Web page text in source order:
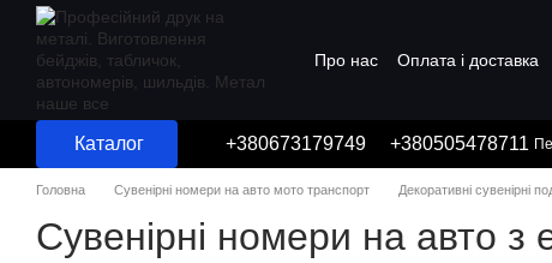
Перейти до основного контенту
Про нас Оплата і доставка
Каталог +380673179749 +380505478711
Головна Сувенірні номери на авто мото транспорт Декоративні сувенірні
Сувенірні номери на авто